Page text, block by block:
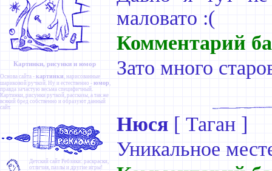
Картинки, рисунки и юмор
Основа сайта - картинки , нарисованные
шариковой ручкой. Ну и естественно - юмор ,
правда зачастую весьма специфичный.
Картинки, рисунки ручкой, рассказы, а так же
всякий бред собственно и образуют данный
сайт.
Детский сайт Ребзики: раскраски,
отличия, пазлы и другие игры!
маловато :(
Комментарий
Зато много
Нюся [ Таган ]
Уникальное